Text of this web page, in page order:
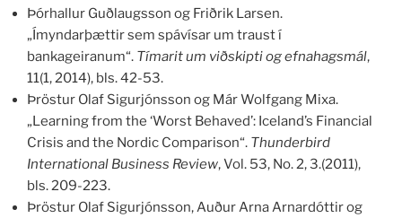
Þórhallur Guðlaugsson og Friðrik Larsen.
„Ímyndarþættir sem spávísar um traust í
bankageiranum“. Tímarit um viðskipti og efnahagsmál,
11(1, 2014), bls. 42-53.
Þröstur Olaf Sigurjónsson og Már Wolfgang Mixa.
„Learning from the ‘Worst Behaved’: Iceland’s Financial
Crisis and the Nordic Comparison“. Thunderbird
International Business Review, Vol. 53, No. 2, 3.(2011),
bls. 209-223.
Þröstur Olaf Sigurjónsson, Auður Arna Arnardóttir og